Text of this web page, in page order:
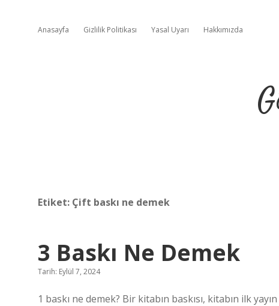
Anasayfa Gizlilik Politikası Yasal Uyarı Hakkımızda
Etiket: Çift baskı ne demek
3 Baskı Ne Demek
Tarih: Eylül 7, 2024
1 baskı ne demek? Bir kitabın baskısı, kitabın ilk